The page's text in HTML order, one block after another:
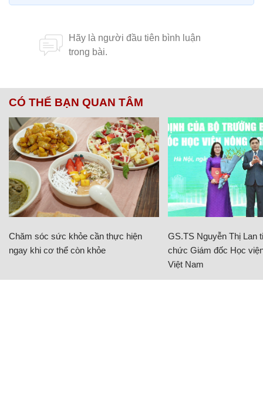
Chăm sóc sức khỏe cần thực hiện
ngay khi cơ thể còn khỏe
GS.TS Nguyễn Thị Lan
chức Giám đốc Học
Việt Nam